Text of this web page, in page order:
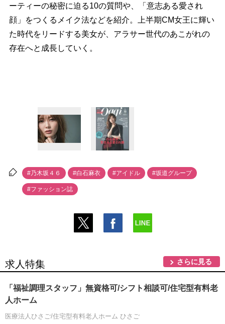
ーティーの秘密に迫る10の質問や、「意志ある愛され
顔」をつくるメイク法などを紹介。上半期CM女王に輝い
た時代をリードする美女が、アラサー世代のあこがれの
存在へと成長していく。
#乃木坂４６ #白石麻衣 #アイドル #坂道グループ
#ファッション誌
求人特集 さらに見る
「福祉調理スタッフ」無資格可/シフト相談可/住宅型有料老
人ホーム
医療法人ひさご/住宅型有料老人ホーム ひさご